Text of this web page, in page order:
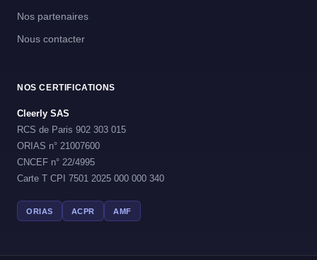
Nos partenaires
Nous contacter
NOS CERTIFICATIONS
Cleerly SAS
RCS de Paris 902 303 015
ORIAS n° 21007600
CNCEF n° 22/4995
Carte T CPI 7501 2025 000 000 340
ORIAS ACPR AMF